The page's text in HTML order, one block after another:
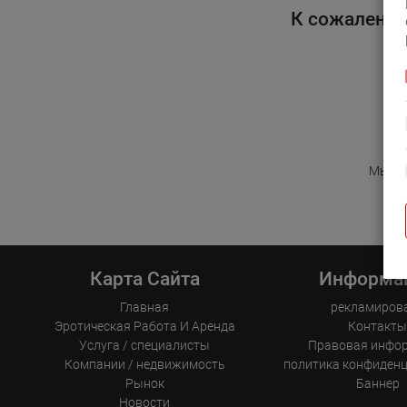
К
Мы
Карта Сайта
Главная
Эротическая Pабота И Аренда
Услуга / специалисты
Компании / недвижимость
Рынок
Новости
Контакты
Правовая
политика
Баннер